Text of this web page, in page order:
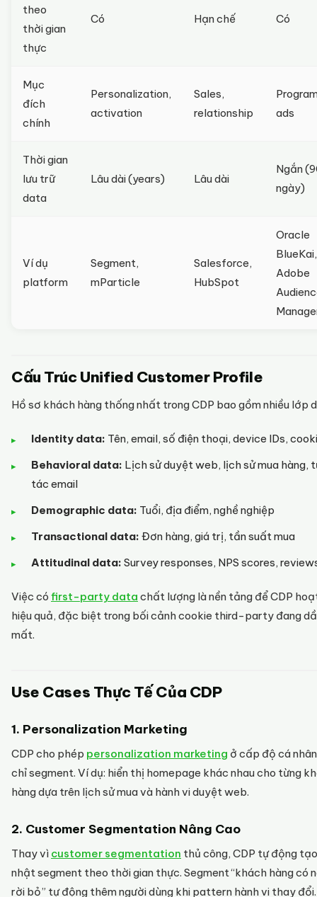
theo
thời gian
thực
Có Hạn chế Có
Mục
đích
chính
Personalization,
activation
Sales,
relationship
ads
Thời gian
lưu trữ
data
Lâu dài (years) Lâu dài
Ngắn
ngày)
Ví dụ
platform
Segment,
mParticle
Salesforce,
HubSpot
Oracle
BlueKai,
Adobe
Cấu Trúc Unified Customer Profile
Hồ sơ khách hàng thống nhất trong CDP bao gồm nhiều lớp
Identity data: Tên, email, số điện thoại, device IDs,
Behavioral data: Lịch sử duyệt web, lịch sử mua hàng,
tác email
Demographic data: Tuổi, địa điểm, nghề nghiệp
Transactional data: Đơn hàng, giá trị, tần suất mua
Attitudinal data: Survey responses, NPS scores,
Việc có first-party data chất lượng là nền tảng để CDP
hiệu quả, đặc biệt trong bối cảnh cookie third-party đang
mất.
Use Cases Thực Tế Của CDP
1. Personalization Marketing
CDP cho phép personalization marketing ở cấp độ cá
chỉ segment. Ví dụ: hiển thị homepage khác nhau cho từng
hàng dựa trên lịch sử mua và hành vi duyệt web.
2. Customer Segmentation Nâng Cao
Thay vì customer segmentation thủ công, CDP tự động
nhật segment theo thời gian thực. Segment “khách hàng có
rời bỏ” tự động thêm người dùng khi pattern hành vi thay đổi.